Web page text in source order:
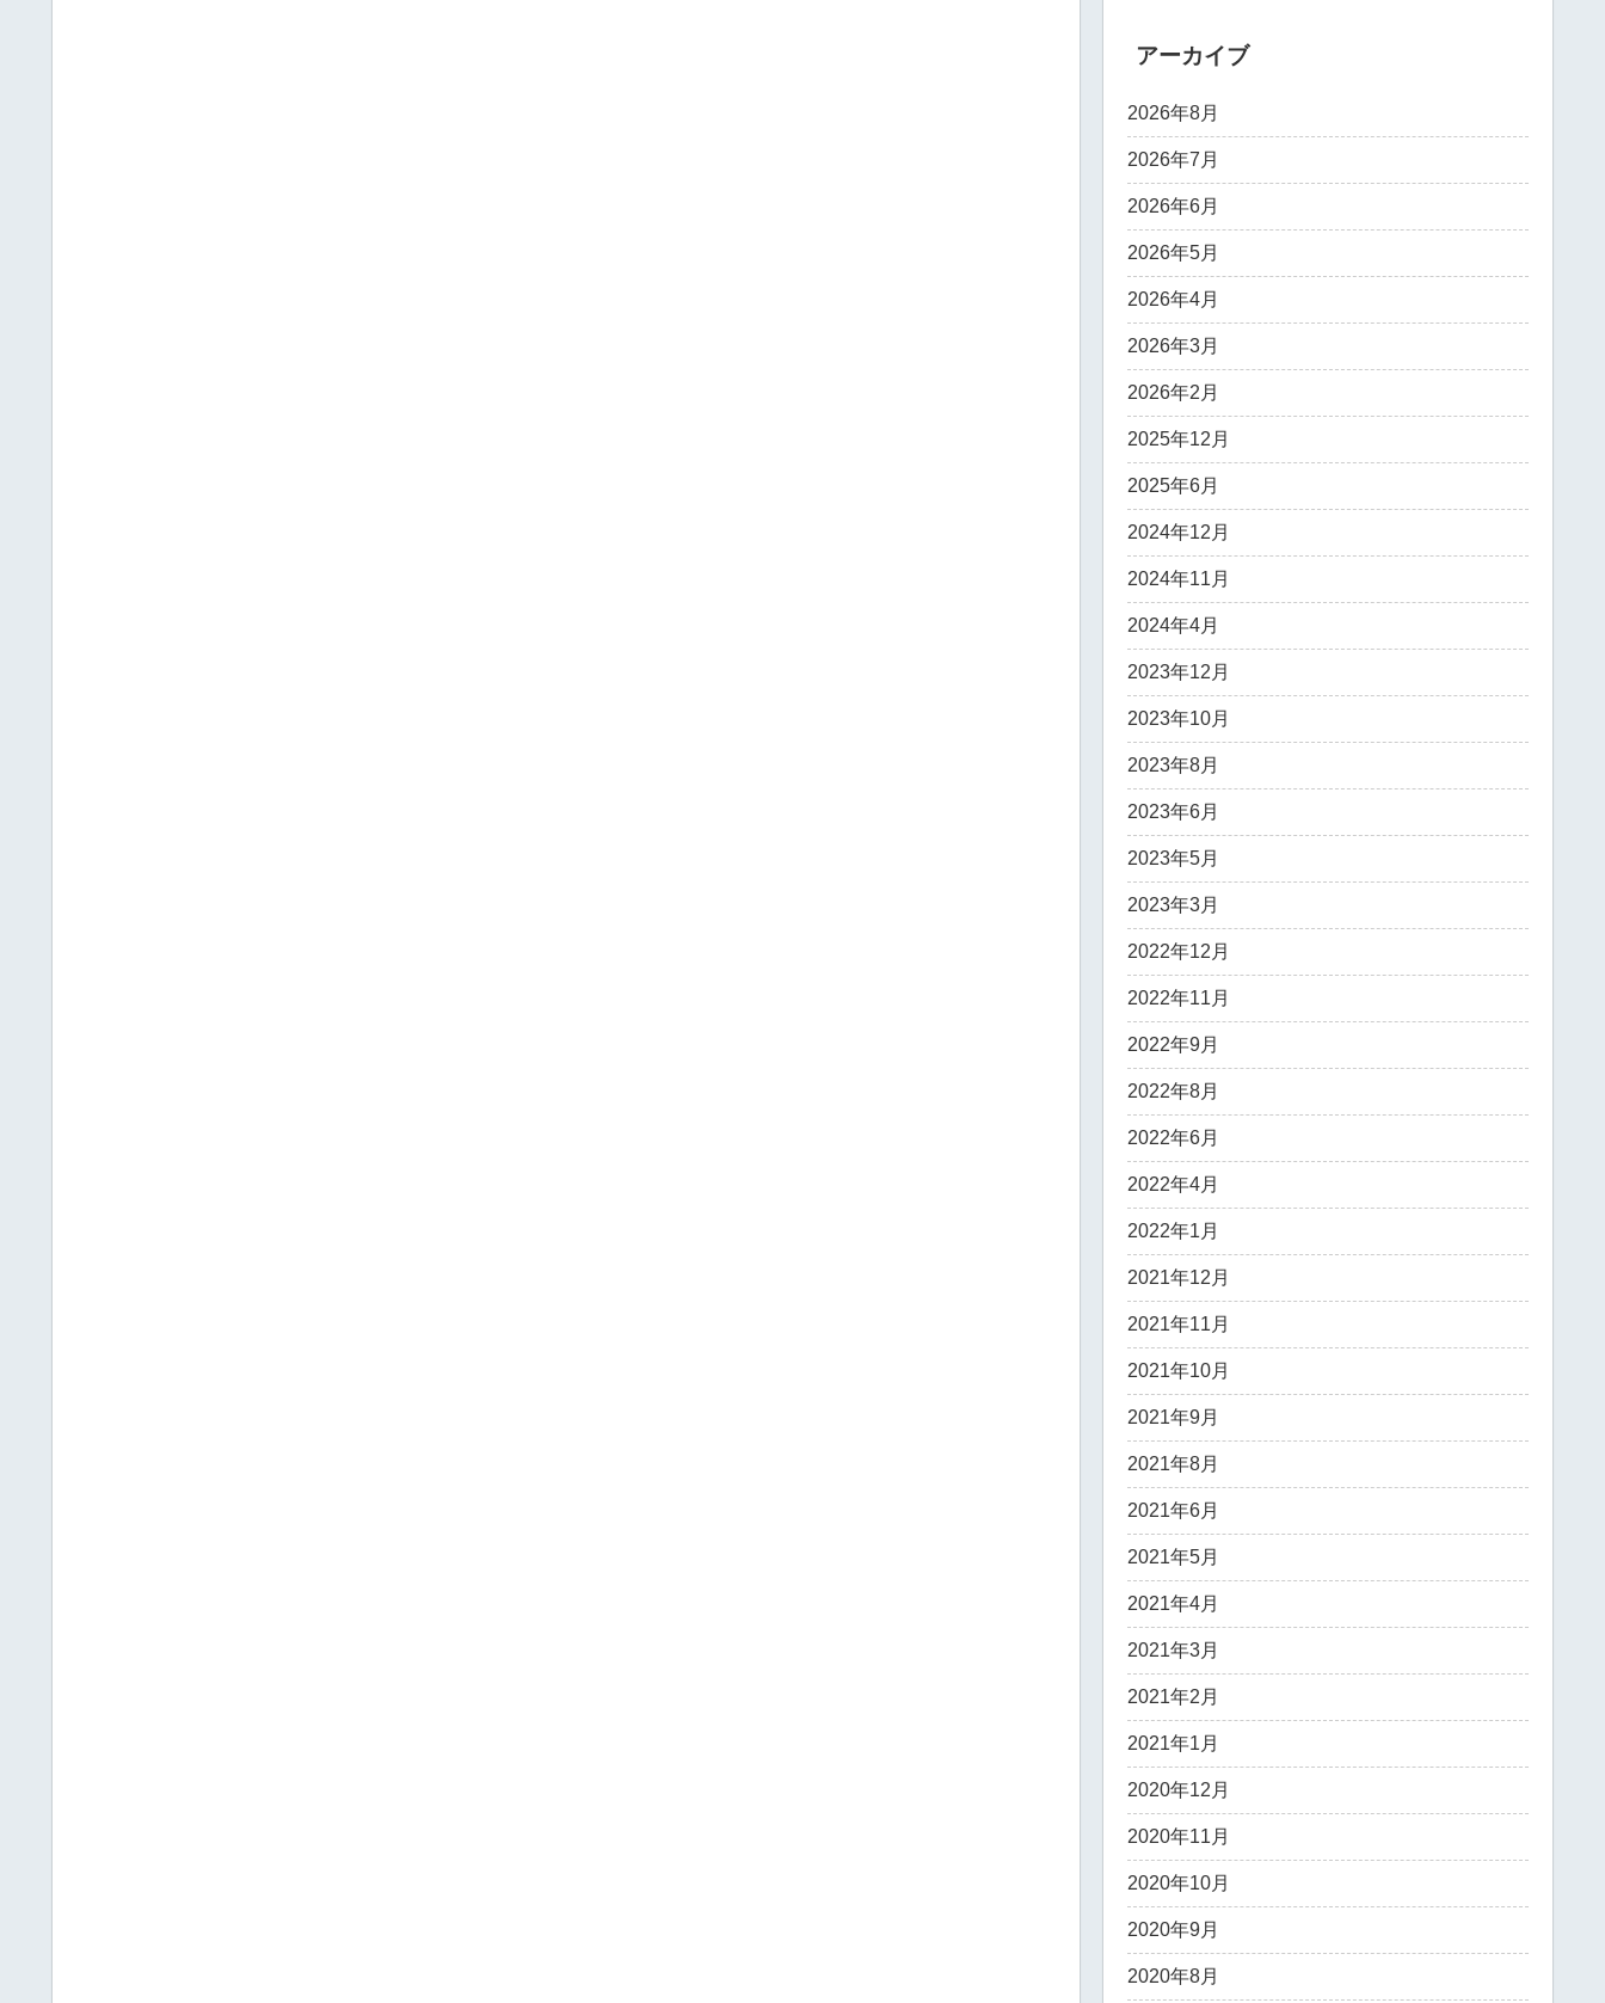
アーカイブ
2026年8月
2026年7月
2026年6月
2026年5月
2026年4月
2026年3月
2026年2月
2025年12月
2025年6月
2024年12月
2024年11月
2024年4月
2023年12月
2023年10月
2023年8月
2023年6月
2023年5月
2023年3月
2022年12月
2022年11月
2022年9月
2022年8月
2022年6月
2022年4月
2022年1月
2021年12月
2021年11月
2021年10月
2021年9月
2021年8月
2021年6月
2021年5月
2021年4月
2021年3月
2021年2月
2021年1月
2020年12月
2020年11月
2020年10月
2020年9月
2020年8月